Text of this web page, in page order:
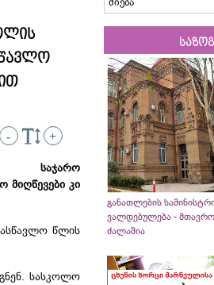
- +
მიღწევები კი
წლის
სასკოლო
განათლების
ვალდებულება -
ძალაშია